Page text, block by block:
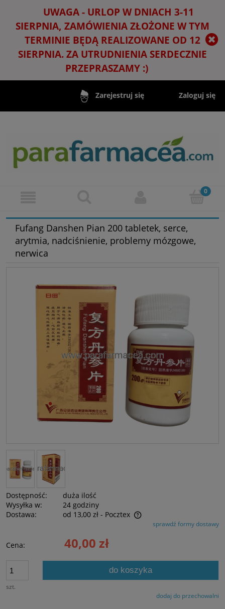
UWAGA - URLOP W DNIACH 3-11
SIERPNIA, ZAMÓWIENIA ZŁOŻONE W TYM
TERMINIE BĘDĄ REALIZOWANE OD 12
SIERPNIA. ZA UTRUDNIENIA SERDECZNIE
PRZEPRASZAMY :)
Zarejestruj się Zaloguj się
Fufang Danshen Pian 200 tabletek, serce,
arytmia, nadciśnienie, problemy mózgowe,
nerwica
Dostępność:
duża ilość
Wysyłka w:
24 godziny
Dostawa:
od 13,00 zł - Pocztex
Cena nie zawiera ewentualnych kosztów płatnościsprawdź formy dostawy
Cena: 40,00 zł
szt.
do koszyka
dodaj do przechowalni